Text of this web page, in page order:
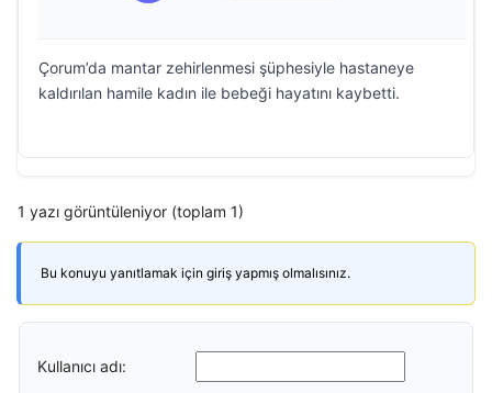
Çorum’da mantar zehirlenmesi şüphesiyle hastaneye
kaldırılan hamile kadın ile bebeği hayatını kaybetti.
1 yazı görüntüleniyor (toplam 1)
Bu konuyu yanıtlamak için giriş yapmış olmalısınız.
Kullanıcı adı: